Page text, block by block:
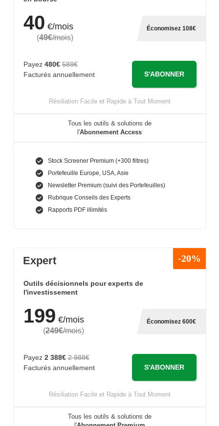
40 €/mois
(49€/mois)
Économisez 108€
Payez 480€ 588€
Facturés annuellement
S'ABONNER
Résiliation Facile et Rapide à Tout Moment
Tous les outils & solutions de
l'Abonnement Access
Stock Screener Premium (+300 filtres)
Portefeuille Europe, USA, Asie
Newsletter Premium (suivi des Portefeuilles)
Rubrique Conseils des Experts
Rapports PDF illimités
Expert -20%
Outils décisionnels pour experts de
l'investissement
199 €/mois
(249€/mois)
Économisez 600€
Payez 2 388€ 2 988€
Facturés annuellement
S'ABONNER
Résiliation Facile et Rapide à Tout Moment
Tous les outils & solutions de